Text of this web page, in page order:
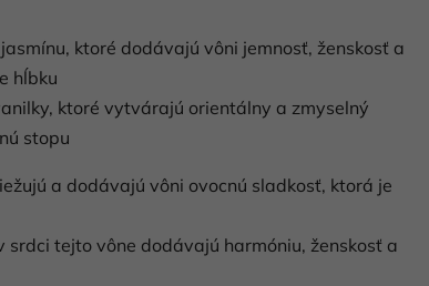
ktoré dodávajú vôni jemnosť, ženskosť a
hĺbku
ktoré vytvárajú orientálny a zmyselný
stopu
a dodávajú vôni ovocnú sladkosť, ktorá je
srdci tejto vône dodávajú harmóniu, ženskosť a